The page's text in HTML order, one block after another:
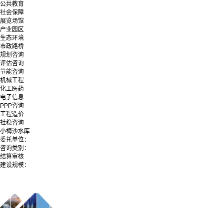
公共教育
社会保障
展览场馆
产业园区
生态环境
市政路桥
规划咨询
评估咨询
节能咨询
机械工程
化工医药
电子信息
PPP咨询
工程造价
社稳咨询
小梅沙水库
委托单位：
咨询类别：
结算审核
建设规模：